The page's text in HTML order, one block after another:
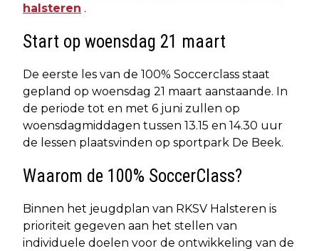
halsteren .
Start op woensdag 21 maart
De eerste les van de 100% Soccerclass staat
gepland op woensdag 21 maart aanstaande. In
de periode tot en met 6 juni zullen op
woensdagmiddagen tussen 13.15 en 14.30 uur
de lessen plaatsvinden op sportpark De Beek.
Waarom de 100% SoccerClass?
Binnen het jeugdplan van RKSV Halsteren is
prioriteit gegeven aan het stellen van
individuele doelen voor de ontwikkeling van de